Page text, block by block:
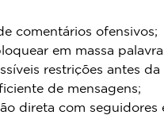
comentários ofensivos;
em massa
restrições antes da
de mensagens;
direta com seguidores